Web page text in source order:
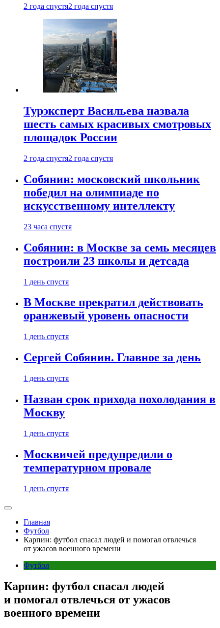
2 года спустя2 года спустя
Турэксперт Васильева назвала
шесть самых красивых смотровых
площадок России
2 года спустя2 года спустя
Собянин: московский школьник
победил на олимпиаде по
искусственному интеллекту
23 часа спустя
Собянин: в Москве за семь месяцев
построили 23 школы и детсада
1 день спустя
В Москве прекратил действовать
оранжевый уровень опасности
1 день спустя
Сергей Собянин. Главное за день
1 день спустя
Назван срок прихода похолодания в
Москву
1 день спустя
Москвичей предупредили о
температурном провале
1 день спустя
Главная
Футбол
Карпин: футбол спасал людей и помогал отвлечься
от ужасов военного времени
Футбол
Карпин: футбол спасал людей
и помогал отвлечься от ужасов
военного времени